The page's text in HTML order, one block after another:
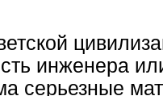
инженера
серьезные